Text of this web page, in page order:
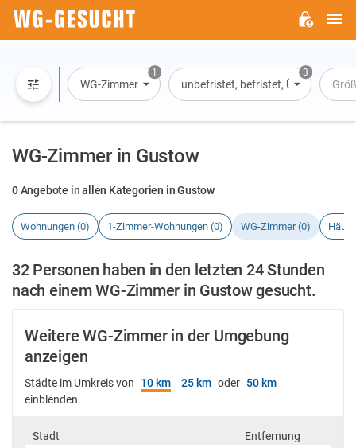
1
WG-Zimmer
3
unbefristet, befristet, Übernachtung
WG-Zimmer in Gustow
0 Angebote in allen Kategorien in Gustow
Wohnungen (0) 1-Zimmer-Wohnungen (0) WG-Zimmer (0)
32 Personen haben in den letzten 24 Stunden
nach einem WG-Zimmer in Gustow gesucht.
Weitere WG-Zimmer in der Umgebung
anzeigen
Städte im Umkreis von 10 km 25 km oder 50 km
einblenden.
Stadt Entfernung